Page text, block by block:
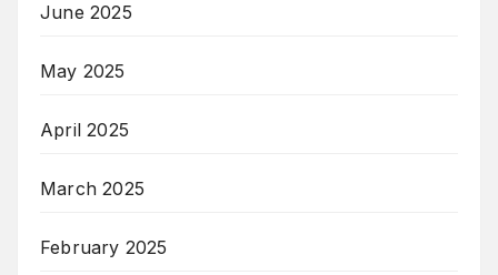
June 2025
May 2025
April 2025
March 2025
February 2025